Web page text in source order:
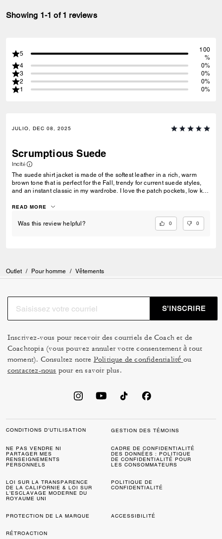
Showing 1-1 of 1 reviews
5
100
%
4
0%
3
0%
2
0%
1
0%
JULIO, DEC 08, 2025
Scrumptious Suede
Incité
The suede shirt jacket is made of the softest leather in a rich, warm
brown tone that is perfect for the Fall, trendy for current suede styles,
and an instant classic in my wardrobe. I love the patch pockets, low key
This jacket seems way more expensive in terms of quality and
READ MORE
Was this review helpful? 0 0
Outlet / Pour homme / Vêtements
S’INSCRIRE
Inscrivez-vous pour recevoir des courriels de Coach et de
Coachtopia (vous pouvez annuler votre consentement à tout
moment). Consultez notre Politique de confidentialité ou
contactez-nous pour en savoir plus.
CONDITIONS D’UTILISATION GESTION DES TÉMOINS
NE PAS VENDRE NI
PARTAGER MES
RENSEIGNEMENTS
PERSONNELS
CADRE DE CONFIDENTIALITÉ
DES DONNÉES : POLITIQUE
DE CONFIDENTIALITÉ POUR
LES CONSOMMATEURS
LOI SUR LA TRANSPARENCE
DE LA CALIFORNIE & LOI SUR
L’ESCLAVAGE MODERNE DU
ROYAUME UNI
POLITIQUE DE
CONFIDENTIALITÉ
PROTECTION DE LA MARQUE ACCESSIBILITÉ
RÉTROACTION